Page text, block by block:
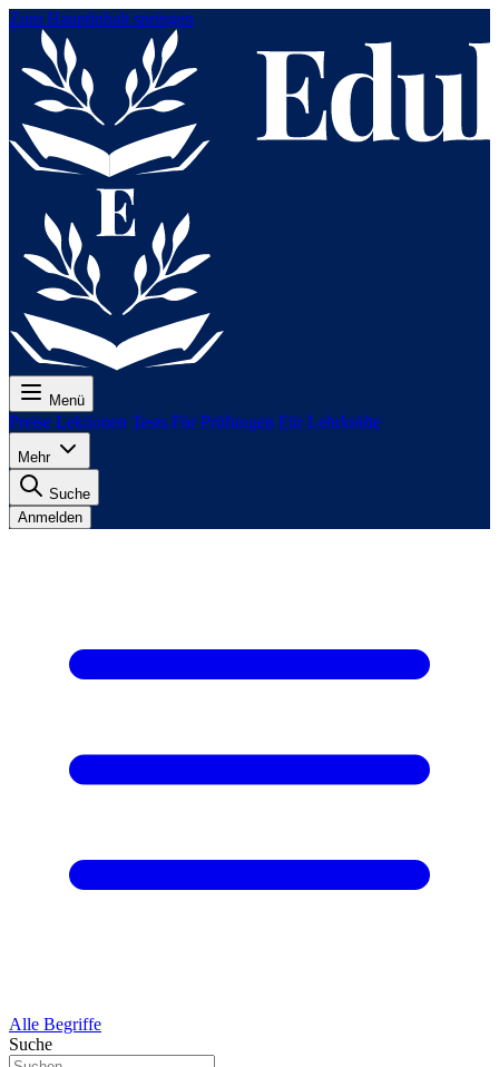
Zum Hauptinhalt springen
Menü
Preise Lektionen Tests Für Prüfungen Für Lehrkräfte
Mehr
Suche
Anmelden
Alle Begriffe
Suche